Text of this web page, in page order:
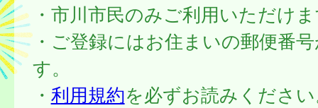
・市川市民のみご利用いただけ
・ご登録にはお住まいの郵便番
す。
・ 利用規約を必ずお読みくださ